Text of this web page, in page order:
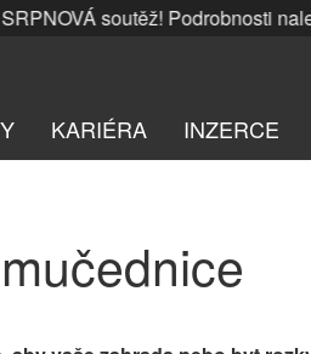
soutěž! Podrobnosti
KARIÉRA INZERCE